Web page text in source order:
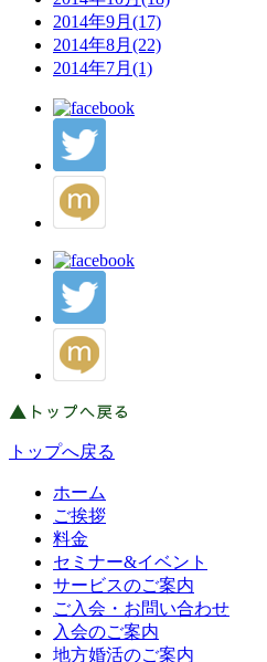
2014年9月(17)
2014年8月(22)
2014年7月(1)
トップへ戻る
ホーム
ご挨拶
料金
セミナー&イベント
サービスのご案内
ご入会・お問い合わせ
入会のご案内
地方婚活のご案内